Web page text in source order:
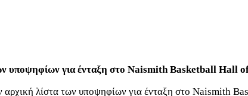
υποψηφίων για ένταξη στο Naismith Basketball Hall
αρχική λίστα των υποψηφίων για ένταξη στο Naismith